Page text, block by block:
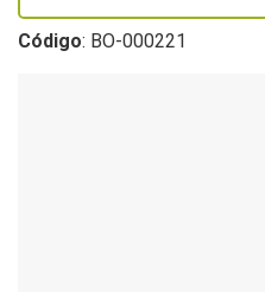
Código: BO-000221